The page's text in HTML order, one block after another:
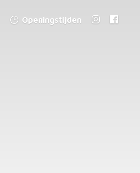
Openingstijden